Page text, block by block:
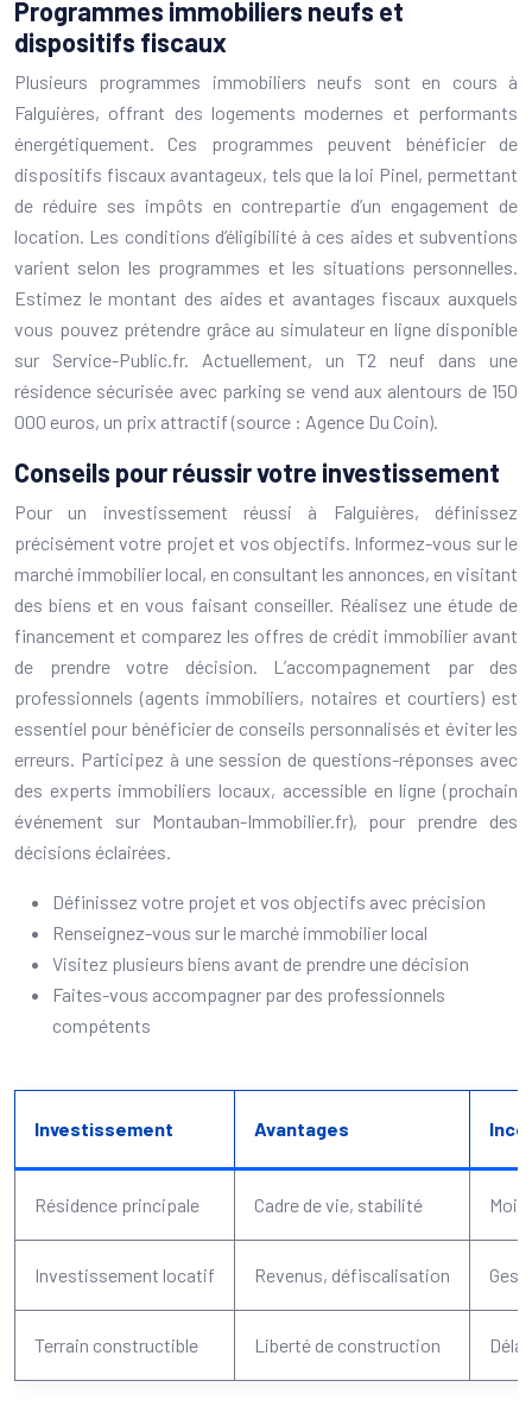
Programmes immobiliers neufs et
dispositifs fiscaux
Plusieurs programmes immobiliers neufs sont en cours à
Falguières, offrant des logements modernes et performants
énergétiquement. Ces programmes peuvent bénéficier de
dispositifs fiscaux avantageux, tels que la loi Pinel, permettant
de réduire ses impôts en contrepartie d’un engagement de
location. Les conditions d’éligibilité à ces aides et subventions
varient selon les programmes et les situations personnelles.
Estimez le montant des aides et avantages fiscaux auxquels
vous pouvez prétendre grâce au simulateur en ligne disponible
sur Service-Public.fr. Actuellement, un T2 neuf dans une
résidence sécurisée avec parking se vend aux alentours de 150
000 euros, un prix attractif (source : Agence Du Coin).
Conseils pour réussir votre investissement
Pour un investissement réussi à Falguières, définissez
précisément votre projet et vos objectifs. Informez-vous sur le
marché immobilier local, en consultant les annonces, en visitant
des biens et en vous faisant conseiller. Réalisez une étude de
financement et comparez les offres de crédit immobilier avant
de prendre votre décision. L’accompagnement par des
professionnels (agents immobiliers, notaires et courtiers) est
essentiel pour bénéficier de conseils personnalisés et éviter les
erreurs. Participez à une session de questions-réponses avec
des experts immobiliers locaux, accessible en ligne (prochain
événement sur Montauban-Immobilier.fr), pour prendre des
décisions éclairées.
Définissez votre projet et vos objectifs avec précision
Renseignez-vous sur le marché immobilier local
Visitez plusieurs biens avant de prendre une décision
Faites-vous accompagner par des professionnels
compétents
Investissement Avantages
Résidence principale Cadre de vie, stabilité
Investissement locatif Revenus, défiscalisation
Terrain constructible Liberté de construction